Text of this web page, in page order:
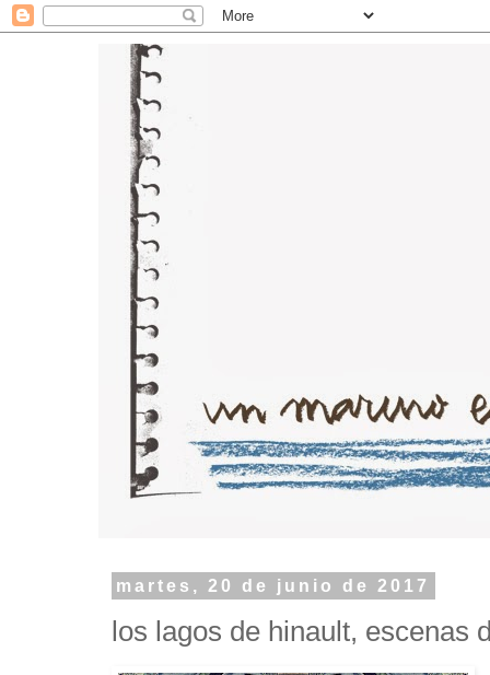
martes, 20 de junio de 2017
los lagos de hinault, escenas